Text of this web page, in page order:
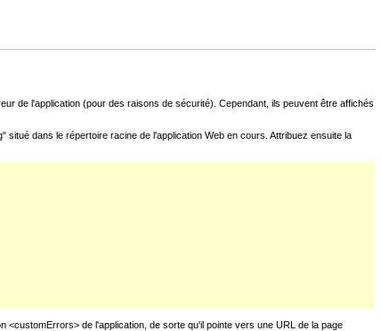
de l'application (pour des raisons de sécurité). Cependant, ils peuvent être affichés
dans le répertoire racine de l'application Web en cours. Attribuez ensuite la
de l'application, de sorte qu'il pointe vers une URL de la page